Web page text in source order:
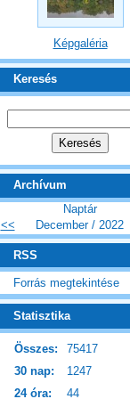
Képgaléria
Keresés
Archívum
Naptár
<<
December / 2022
RSS
Forrás megtekintése
Statisztika
Összes:
75417
30 nap:
1247
24 óra:
44